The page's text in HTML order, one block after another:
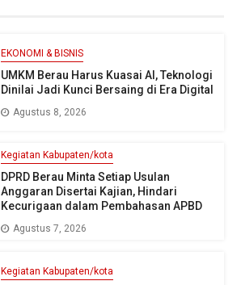
EKONOMI & BISNIS
UMKM Berau Harus Kuasai AI, Teknologi
Dinilai Jadi Kunci Bersaing di Era Digital
Agustus 8, 2026
Kegiatan Kabupaten/kota
DPRD Berau Minta Setiap Usulan
Anggaran Disertai Kajian, Hindari
Kecurigaan dalam Pembahasan APBD
Agustus 7, 2026
Kegiatan Kabupaten/kota